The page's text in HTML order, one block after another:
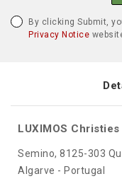
By clicking Submit,
Privacy Notice
LUXIMOS
Semino, 8125-303
Algarve - Portugal